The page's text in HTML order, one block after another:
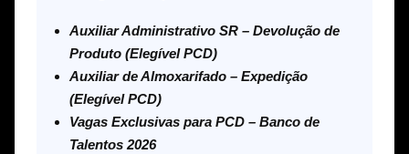
Auxiliar Administrativo SR – Devolução de
Produto (Elegível PCD)
Auxiliar de Almoxarifado – Expedição
(Elegível PCD)
Vagas Exclusivas para PCD – Banco de
Talentos 2026